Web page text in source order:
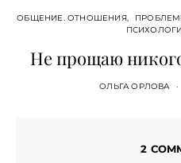
ОБЩЕНИЕ. ОТНОШЕНИЯ
Не прощаю
ОЛЬГА ОРЛОВА
2